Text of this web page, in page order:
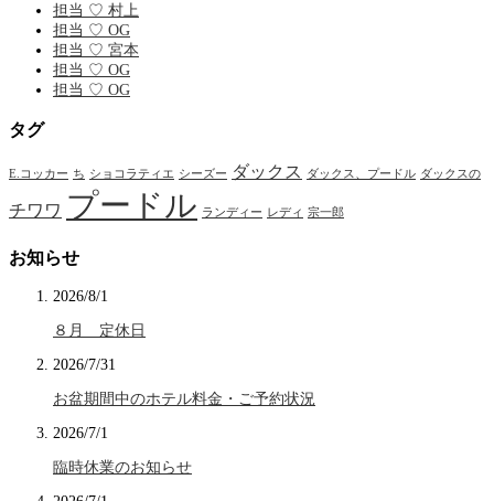
担当 ♡ 村上
担当 ♡ OG
担当 ♡ 宮本
担当 ♡ OG
担当 ♡ OG
タグ
E.コッカー ち ショコラティエ シーズー ダックス ダックス、プードル ダックスの
チワワ プードル ランディー レディ 宗一郎
お知らせ
2026/8/1
８月 定休日
2026/7/31
お盆期間中のホテル料金・ご予約状況
2026/7/1
臨時休業のお知らせ